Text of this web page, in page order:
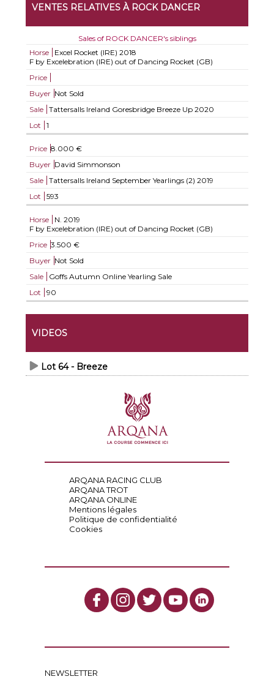
VENTES RELATIVES À ROCK DANCER
Sales of ROCK DANCER's siblings
Horse
Excel Rocket (IRE) 2018
F by Excelebration (IRE) out of Dancing Rocket (GB)
Price
Buyer Not Sold
Sale
Tattersalls Ireland Goresbridge Breeze Up 2020
Lot
1
Price 8.000 €
Buyer David Simmonson
Sale
Tattersalls Ireland September Yearlings (2) 2019
Lot
593
Horse N. 2019
F by Excelebration (IRE) out of Dancing Rocket (GB)
Price 3.500 €
Buyer Not Sold
Sale
Goffs Autumn Online Yearling Sale
Lot
90
VIDEOS
Lot 64 - Breeze
ARQANA RACING CLUB
ARQANA TROT
ARQANA ONLINE
Mentions légales
Politique de confidentialité
Cookies
NEWSLETTER